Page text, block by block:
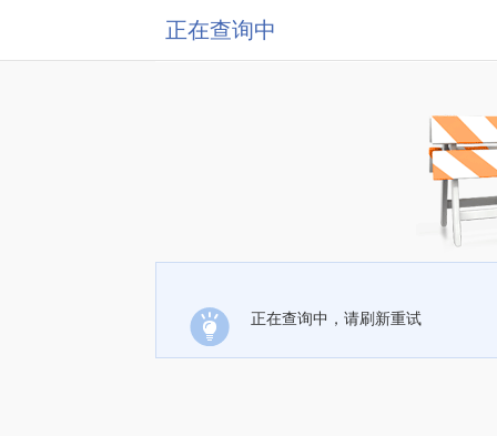
正在查询中
正在查询中，请刷新重试